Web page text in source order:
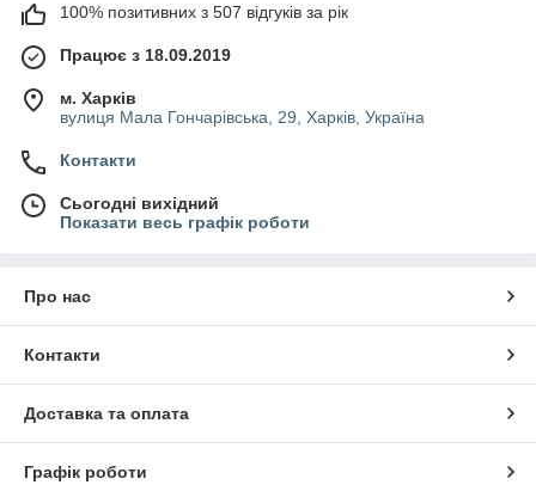
100% позитивних з 507 відгуків за рік
Працює з 18.09.2019
м. Харків
вулиця Мала Гончарівська, 29, Харків, Україна
Контакти
Сьогодні вихідний
Показати весь графік роботи
Про нас
Контакти
Доставка та оплата
Графік роботи